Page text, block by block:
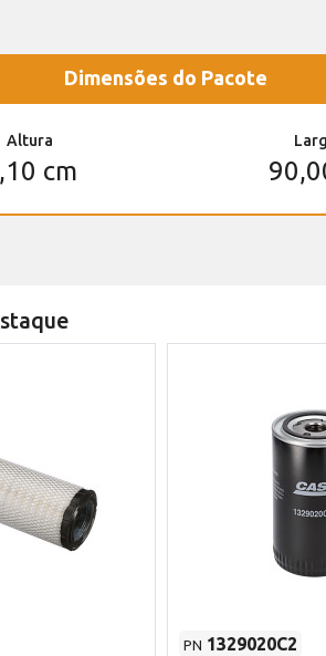
Dimensões do Pacote
Altura
cm
PN 1329020C2